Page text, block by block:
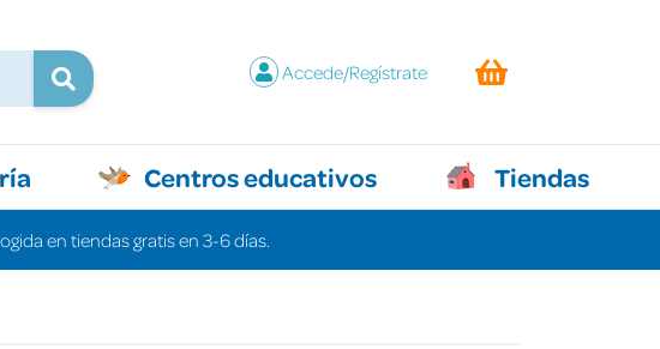
Accede/Regístrate
Centros educativos Tiendas
en tiendas gratis en 3-6 días.